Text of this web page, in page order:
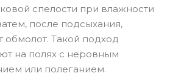
спелости при влажности
после подсыхания,
обмолот. Такой подход
на полях с неровным
или полеганием.